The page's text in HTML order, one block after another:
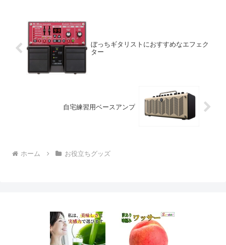
ぼっちギタリストにおすすめなエフェク
ター
自宅練習用ベースアンプ
ホーム お役立ちグッズ